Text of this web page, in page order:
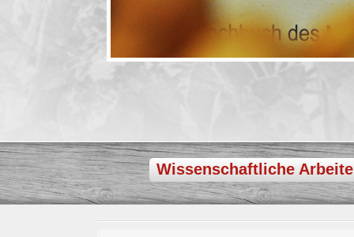
Wissenschaftliche